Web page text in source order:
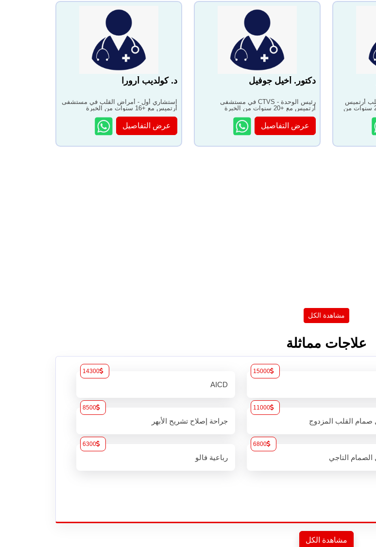
أرتميس
في مستشفى أرتميس مع +27 سنوات من
دكتور. أخيل جوفيل
رئيس الوحدة - CTVS في مستشفى
أرتميس مع +20 سنوات من الخبرة
عرض التفاصيل
د. كولديب أرورا
استشاري أول - أمراض القلب في مستشفى
أرتميس مع +16 سنوات من الخبرة
عرض التفاصيل
مشاهدة الكل
علاجات مماثلة
15000
AICD
14300
صمام القلب المزدوج
11000
جراحة إصلاح تشريح الأبهر
8500
الصمام التاجي
6800
رباعية فالو
6300
مشاهدة الكل